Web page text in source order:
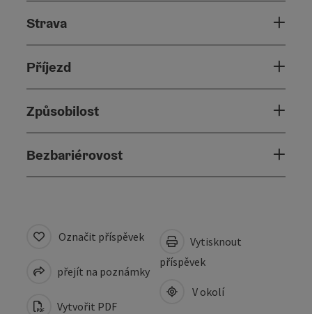
Strava
Příjezd
Způsobilost
Bezbariérovost
Označit příspěvek
přejít na poznámky
Vytvořit PDF
Vytisknout
příspěvek
V okolí